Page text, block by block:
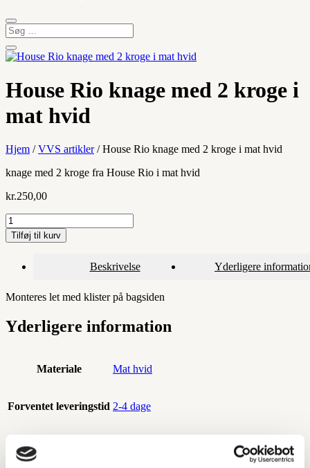
House Rio knage med 2 kroge i
mat hvid
Hjem /VVS artikler/ House Rio knage med 2 kroge i mat hvid
knage med 2 kroge fra House Rio i mat hvid
kr.250,00
House
Rio
knage
i
hvid
antal
Tilføj til kurv
Beskrivelse Yderligere
Monteres let med klister på bagsiden
Yderligere information
Materiale Mat hvid
Forventet leveringstid 2-4 dage